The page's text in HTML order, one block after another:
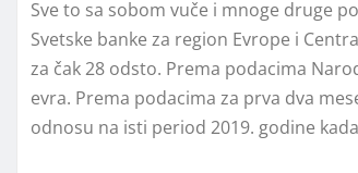
Sve to sa sobom vuče i mnoge druge
Svetske banke za region Evrope i
za čak 28 odsto. Prema podacima
evra. Prema podacima za prva dva
odnosu na isti period 2019. godine